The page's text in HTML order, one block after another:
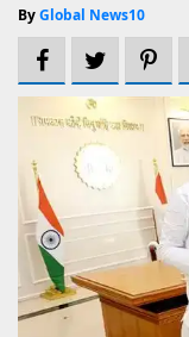
ByGlobal News10